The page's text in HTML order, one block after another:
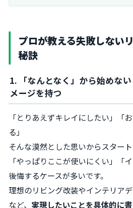
プロが教える失敗しない
秘訣
1. 「なんとなく」から始めな
メージを持つ
「とりあえずキレイにしたい」「
る」
そんな漠然とした思いからスター
「やっぱりここが使いにくい」「
後悔するケースが多いです。
理想のリビング改装やインテリア
など、 実現したいことを具体的に